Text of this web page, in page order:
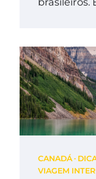
CANADÁ
VIAGEM